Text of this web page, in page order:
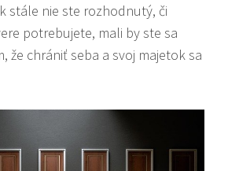
stále nie ste rozhodnutý, či
potrebujete, mali by ste sa
že chrániť seba a svoj majetok sa